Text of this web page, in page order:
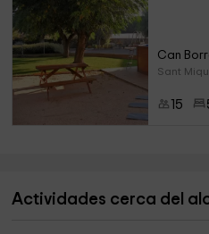
Can
Sant
15
Actividades cerca del